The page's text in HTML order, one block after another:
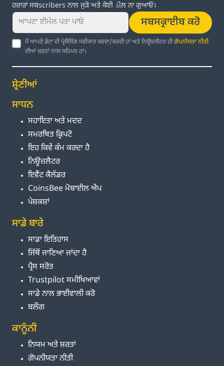
ਹਜ਼ਾਰਾਂ ਸਬscribers ਨਾਲ ਜੁੜੋ ਅਤੇ ਕੋਈ ડીਲ ਨਾ ਗੁਆਓ।
ਸਬਸਕ੍ਰਾਈਬ ਕਰੋ
ਮੈਂ ਆਪਣੇ ਡੇਟਾ ਦੀ ਪ੍ਰੋਸੈਸਿੰਗ ਸਵੀਕਾਰ ਕਰਦਾ/ਕਰਦੀ ਹਾਂ ਅਤੇ ਨਿਊਜ਼ਲੈਟਰ ਦੀਗੋਪਨੀਯਤਾ ਨੀਤੀ
ਦੀਆਂ ਸ਼ਰਤਾਂ ਨਾਲ ਸਹਿਮਤ ਹਾਂ।
ਸ਼੍ਰੇਣੀਆਂ
ਸਾਧਨ
ਸਹਾਇਤਾ ਅਤੇ ਮਦਦ
ਸਮਰਥਿਤ ਕ੍ਰਿਪਟੋ
ਇਹ ਕਿਵੇਂ ਕੰਮ ਕਰਦਾ ਹੈ
ਨਿਊਜ਼ਲੈਟਰ
ਇਵੈਂਟ ਕੈਲੰਡਰ
CoinsBee ਮੋਬਾਈਲ ਐਪ
ਪੇਸ਼ਕਸ਼ਾਂ
ਸਾਡੇ ਬਾਰੇ
ਸਾਡਾ ਇਤਿਹਾਸ
ਜਿੱਥੋਂ ਜਾਣਿਆ ਜਾਂਦਾ ਹੈ
ਪ੍ਰੈਸ ਸਰੋਤ
Trustpilot ਸਮੀਖਿਆਵਾਂ
ਸਾਡੇ ਨਾਲ ਭਾਈਵਾਲੀ ਕਰੋ
ਬਲੌਗ
ਕਾਨੂੰਨੀ
ਨਿਯਮ ਅਤੇ ਸ਼ਰਤਾਂ
ਗੋਪਨੀਯਤਾ ਨੀਤੀ